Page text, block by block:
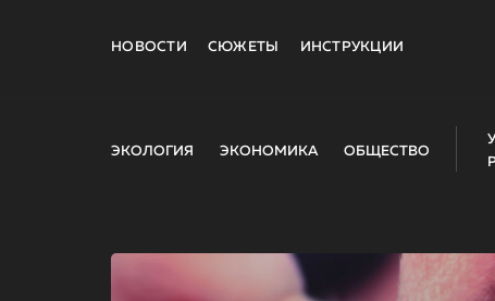
НОВОСТИ СЮЖЕТЫ ИНСТРУКЦИИ
ЭКОЛОГИЯ ЭКОНОМИКА ОБЩЕСТВО